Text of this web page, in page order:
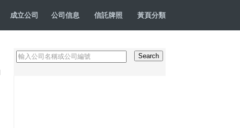
成立公司 公司信息 信託牌照 黃頁分類